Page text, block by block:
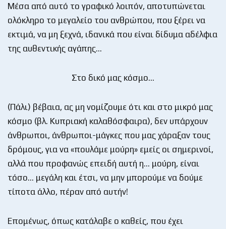
Μέσα από αυτό το γραφικό λοιπόν, αποτυπώνεται
ολόκληρο το μεγαλείο του ανθρώπου, που ξέρει να
εκτιμά, να μη ξεχνά, ιδανικά που είναι δίδυμα αδέλφια
της αυθεντικής αγάπης…
Στο δικό μας κόσμο…
(Πάλι) βέβαια, ας μη νομίζουμε ότι και στο μικρό μας
κόσμο (βλ. Κυπριακή καλαθόσφαιρα), δεν υπάρχουν
άνθρωποι, άνθρωποι-μάγκες που μας χάραξαν τους
δρόμους, για να «πουλάμε μούρη» εμείς οι σημερινοί,
αλλά που προφανώς επειδή αυτή η… μούρη, είναι
τόσο… μεγάλη και έτσι, να μην μπορούμε να δούμε
τίποτα άλλο, πέραν από αυτήν!
Επομένως, όπως κατάλαβε ο καθείς, που έχει